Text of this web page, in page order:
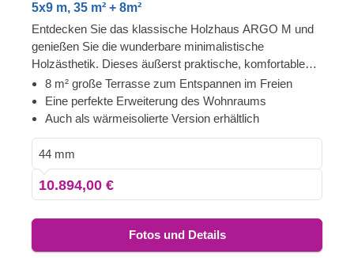
5x9 m, 35 m² + 8m²
Entdecken Sie das klassische Holzhaus ARGO M und
genießen Sie die wunderbare minimalistische
Holzästhetik. Dieses äußerst praktische, komfortable
und zweckmäßige Modell könnte eine wertvolle
Wohnraumerweiterung in der Nähe Ihres
Hauptwohnsitzes werden oder, wenn es zuverlässig
Familie dienen. Für besonders hohen Komfort ist auch
eine isolierte Version dieses Modells lieferbar.
8 m² große Terrasse zum Entspannen im Freien
Eine perfekte Erweiterung des Wohnraums
Auch als wärmeisolierte Version erhältlich
44 mm
10.894,00 €
Fotos und Details